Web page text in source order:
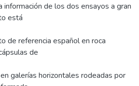
información de los dos ensayos a gran
está
de referencia español en roca
de
galerías horizontales rodeadas por